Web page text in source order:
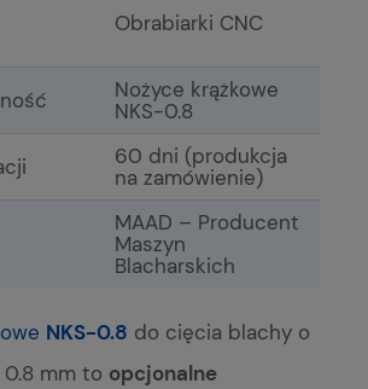
Obrabiarki CNC
Nożyce krążkowe
NKS-0.8
60 dni (produkcja
na zamówienie)
MAAD – Producent
Maszyn
Blacharskich
NKS-0.8 do cięcia blachy o
mm to opcjonalne